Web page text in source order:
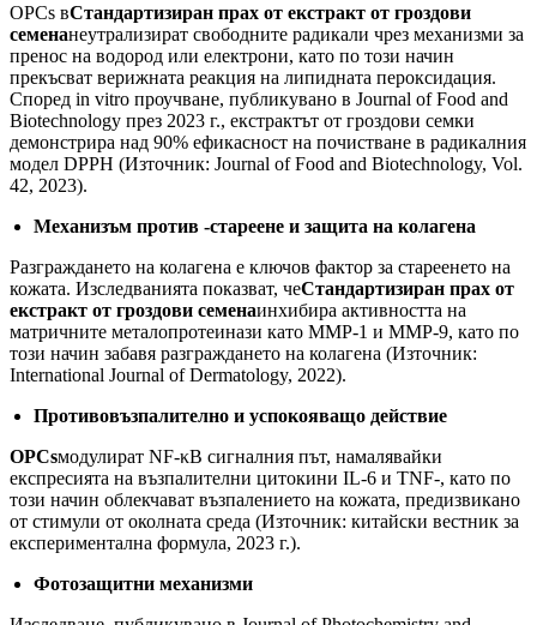
OPCs вСтандартизиран прах от екстракт от гроздови
семенанеутрализират свободните радикали чрез механизми за
пренос на водород или електрони, като по този начин
прекъсват верижната реакция на липидната пероксидация.
Според in vitro проучване, публикувано в Journal of Food and
Biotechnology през 2023 г., екстрактът от гроздови семки
демонстрира над 90% ефикасност на почистване в радикалния
модел DPPH (Източник: Journal of Food and Biotechnology, Vol.
42, 2023).
Механизъм против -стареене и защита на колагена
Разграждането на колагена е ключов фактор за стареенето на
кожата. Изследванията показват, чеСтандартизиран прах от
екстракт от гроздови семенаинхибира активността на
матричните металопротеинази като MMP-1 и MMP-9, като по
този начин забавя разграждането на колагена (Източник:
International Journal of Dermatology, 2022).
Противовъзпалително и успокояващо действие
OPCsмодулират NF-κB сигналния път, намалявайки
експресията на възпалителни цитокини IL-6 и TNF-, като по
този начин облекчават възпалението на кожата, предизвикано
от стимули от околната среда (Източник: китайски вестник за
експериментална формула, 2023 г.).
Фотозащитни механизми